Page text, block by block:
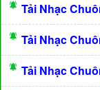
Tải Nhạc
Tải Nhạc
Tải Nhạc